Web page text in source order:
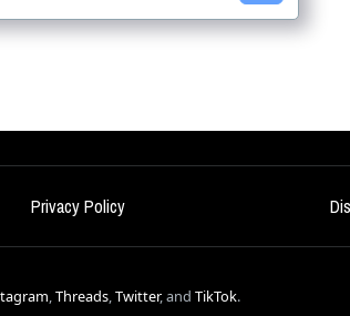
Privacy Policy
,Threads,Twitter, and TikTok.